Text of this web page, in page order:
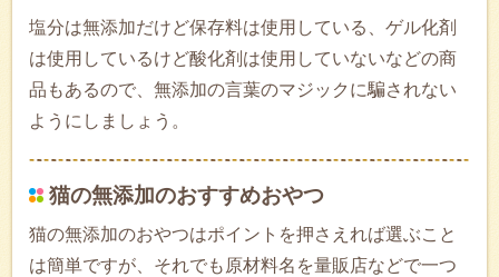
塩分は無添加だけど保存料は使用している、ゲル化剤
は使用しているけど酸化剤は使用していないなどの商
品もあるので、無添加の言葉のマジックに騙されない
ようにしましょう。
猫の無添加のおすすめおやつ
猫の無添加のおやつはポイントを押さえれば選ぶこと
は簡単ですが、それでも原材料名を量販店などで一つ